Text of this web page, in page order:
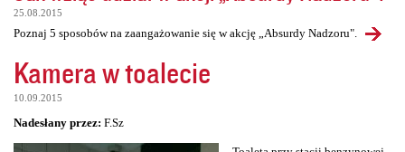
25.08.2015
Poznaj 5 sposobów na zaangażowanie się w akcję „Absurdy Nadzoru".
Kamera w toalecie
10.09.2015
Nadesłany przez: F.Sz